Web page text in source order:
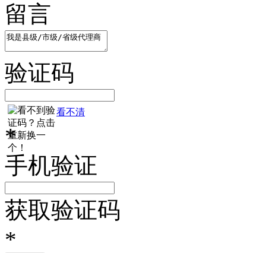
留言
验证码
看不清
*
手机验证
获取验证码
*